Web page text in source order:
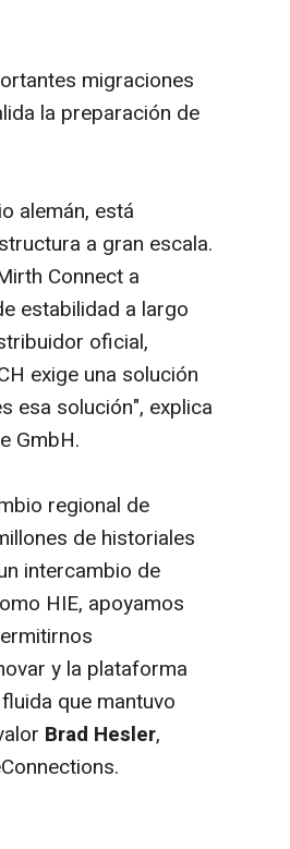
migraciones
la preparación de
alemán, está
a gran escala.
Connect a
estabilidad a largo
oficial,
exige una solución
esa solución", explica
GmbH.
regional de
de historiales
intercambio de
HIE, apoyamos
y la plataforma
que mantuvo
Brad Hesler,